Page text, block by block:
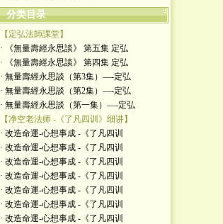
分类目录
【定弘法師課堂】
· 《無量壽經永思談》 第五集 定弘
· 《無量壽經永思談》 第四集 定弘
· 無量壽經永思談（第3集）—-定弘
· 無量壽經永思談（第2集）—-定弘
· 無量壽經永思談（第一集）—-定弘
【净空老法师 -《了凡四训》细讲】
· 改造命運-心想事成 -《了凡四训
· 改造命運-心想事成 -《了凡四训
· 改造命運-心想事成 -《了凡四训
· 改造命運-心想事成 -《了凡四训
· 改造命運-心想事成 -《了凡四训
· 改造命運-心想事成 -《了凡四训
· 改造命運-心想事成 -《了凡四训